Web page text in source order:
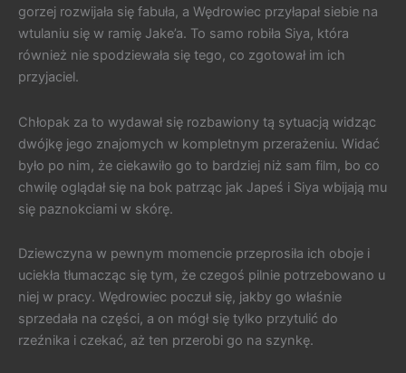
gorzej rozwijała się fabuła, a Wędrowiec przyłapał siebie na
wtulaniu się w ramię Jake’a. To samo robiła Siya, która
również nie spodziewała się tego, co zgotował im ich
przyjaciel.
Chłopak za to wydawał się rozbawiony tą sytuacją widząc
dwójkę jego znajomych w kompletnym przerażeniu. Widać
było po nim, że ciekawiło go to bardziej niż sam film, bo co
chwilę oglądał się na bok patrząc jak Japeś i Siya wbijają mu
się paznokciami w skórę.
Dziewczyna w pewnym momencie przeprosiła ich oboje i
uciekła tłumacząc się tym, że czegoś pilnie potrzebowano u
niej w pracy. Wędrowiec poczuł się, jakby go właśnie
sprzedała na części, a on mógł się tylko przytulić do
rzeźnika i czekać, aż ten przerobi go na szynkę.